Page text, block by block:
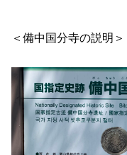
＜備中国分寺の説明＞